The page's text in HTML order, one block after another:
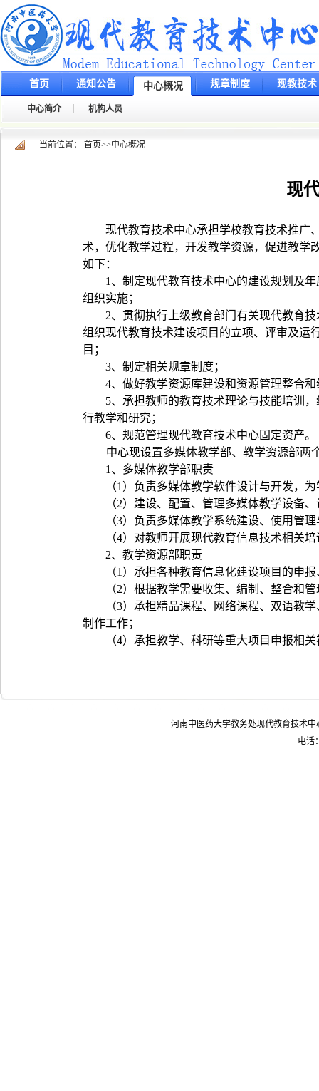
首页 通知公告 中心概况 规章制度 现教技术
中心简介 机构人员
当前位置： 首页>>中心概况
现
现代教育技术中心承担学校教育技术推广
术，优化教学过程，开发教学资源，促进教学
如下：
1 、制定现代教育技术中心的建设规划及
组织实施；
2、贯彻执行上级教育部门有关现代教育
组织现代教育技术建设项目的立项、评审及运
目；
3、制定相关规章制度；
4、做好教学资源库建设和资源管理整合
5、承担教师的教育技术理论与技能培训
行教学和研究；
6、规范管理现代教育技术中心固定资产。
中心现设置多媒体教学部、教学资源部两
1 、多媒体教学部职责
（1 ）负责多媒体教学软件设计与开发，
（2）建设、配置、管理多媒体教学设备、
（3）负责多媒体教学系统建设、使用管
（4）对教师开展现代教育信息技术相关
2、教学资源部职责
（1 ）承担各种教育信息化建设项目的申
（2）根据教学需要收集、编制、整合和
（3）承担精品课程、网络课程、双语教
制作工作；
（4）承担教学、科研等重大项目申报相
河南中医药大学教务处现代教育技术
电话